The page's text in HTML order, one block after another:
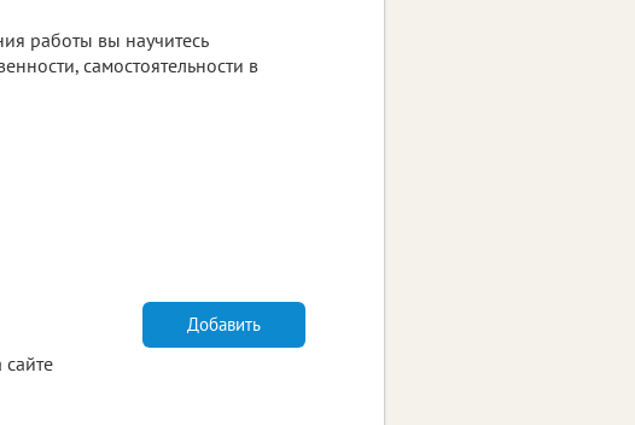
работы вы научитесь
самостоятельности в
Добавить